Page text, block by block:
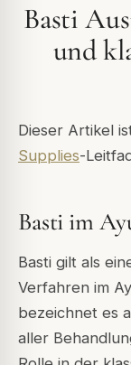
Basti
und
Dieser Artikel
Supplies-
Basti im
Basti gilt als
Verfahren im
bezeichnet es
aller